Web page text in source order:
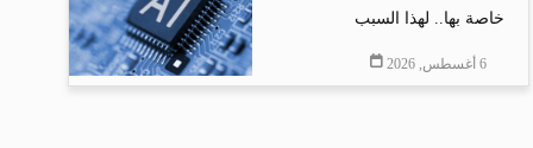
خاصة بها.. لهذا السبب
6 أغسطس, 2026